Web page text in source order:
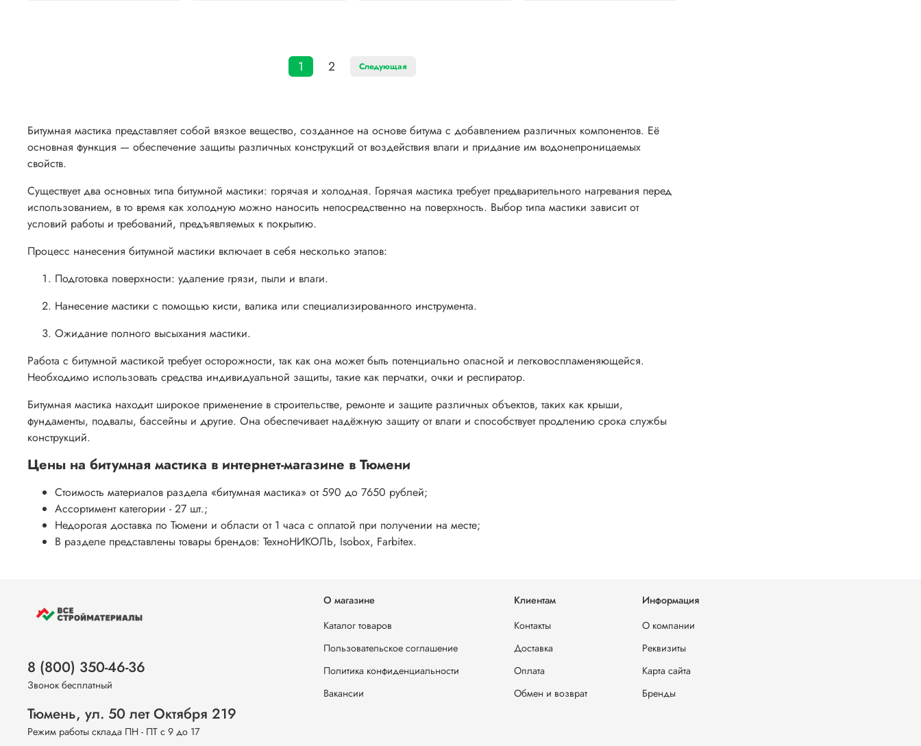
1 2 Следующая
Битумная мастика представляет собой вязкое вещество, созданное на основе битума с добавлением различных компонентов. Её
основная функция — обеспечение защиты различных конструкций от воздействия влаги и придание им водонепроницаемых
свойств.
Существует два основных типа битумной мастики: горячая и холодная. Горячая мастика требует предварительного нагревания перед
использованием, в то время как холодную можно наносить непосредственно на поверхность. Выбор типа мастики зависит от
условий работы и требований, предъявляемых к покрытию.
Процесс нанесения битумной мастики включает в себя несколько этапов:
Подготовка поверхности: удаление грязи, пыли и влаги.
Нанесение мастики с помощью кисти, валика или специализированного инструмента.
Ожидание полного высыхания мастики.
Работа с битумной мастикой требует осторожности, так как она может быть потенциально опасной и легковоспламеняющейся.
Необходимо использовать средства индивидуальной защиты, такие как перчатки, очки и респиратор.
Битумная мастика находит широкое применение в строительстве, ремонте и защите различных объектов, таких как крыши,
фундаменты, подвалы, бассейны и другие. Она обеспечивает надёжную защиту от влаги и способствует продлению срока службы
конструкций.
Цены на битумная мастика в интернет-магазине в Тюмени
Стоимость материалов раздела «битумная мастика» от 590 до 7650 рублей;
Ассортимент категории - 27 шт.;
Недорогая доставка по Тюмени и области от 1 часа с оплатой при получении на месте;
В разделе представлены товары брендов: ТехноНИКОЛЬ, Isobox, Farbitex.
О магазине
Каталог товаров
Пользовательское соглашение
Политика конфиденциальности
Вакансии
Клиентам
Контакты
Доставка
Оплата
Обмен и возврат
Информация
О компании
Реквизиты
Карта сайта
Бренды
8 (800) 350-46-36
Звонок бесплатный
Тюмень, ул. 50 лет Октября 219
Режим работы склада ПН - ПТ с 9 до 17